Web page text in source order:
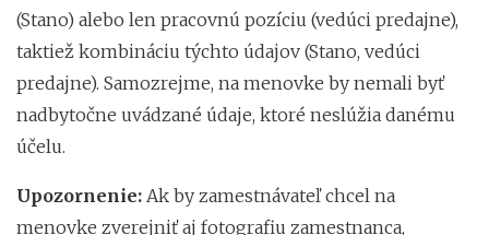
(Stano) alebo len pracovnú pozíciu (vedúci predajne),
taktiež kombináciu týchto údajov (Stano, vedúci
predajne). Samozrejme, na menovke by nemali byť
nadbytočne uvádzané údaje, ktoré neslúžia danému
účelu.
Upozornenie: Ak by zamestnávateľ chcel na
menovke zverejniť aj fotografiu zamestnanca,